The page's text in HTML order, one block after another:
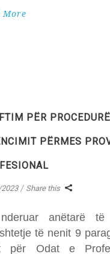
More
PËR
PËRMES
Share this
anëtarë
të nenit 9
për Odat e